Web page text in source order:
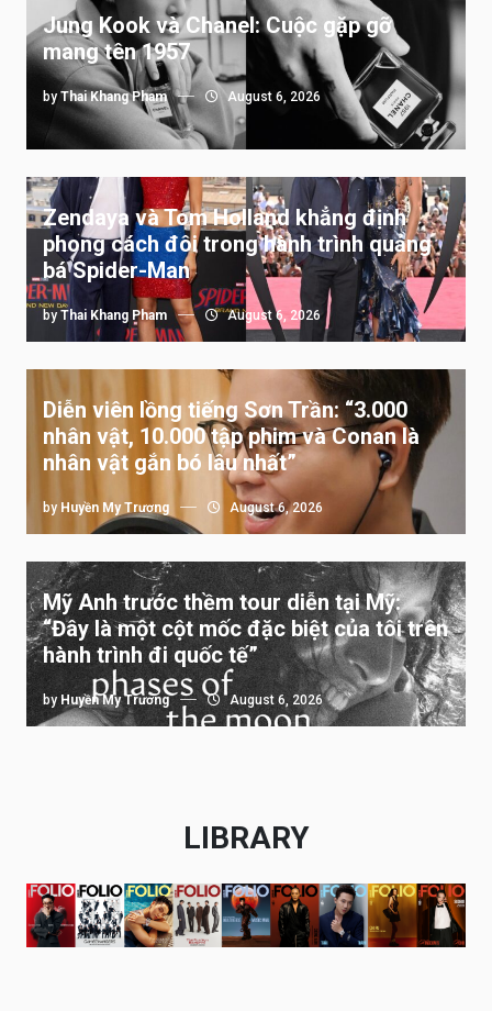
Jung Kook và Chanel: Cuộc gặp gỡ
mang tên 1957
by Thai Khang Pham August 6, 2026
Zendaya và Tom Holland khẳng định
phong cách đôi trong hành trình quảng
bá Spider-Man
by Thai Khang Pham August 6, 2026
Diễn viên lồng tiếng Sơn Trần: “3.000
nhân vật, 10.000 tập phim và Conan là
nhân vật gắn bó lâu nhất”
by Huyền My Trương August 6, 2026
Mỹ Anh trước thềm tour diễn tại Mỹ:
“Đây là một cột mốc đặc biệt của tôi trên
hành trình đi quốc tế”
by Huyền My Trương August 6, 2026
LIBRARY